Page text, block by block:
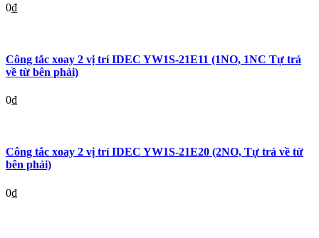
0₫
Công tắc xoay 2 vị trí IDEC YW1S-21E11 (1NO, 1NC Tự trả
về từ bên phải)
0₫
Công tắc xoay 2 vị trí IDEC YW1S-21E20 (2NO, Tự trả về từ
bên phải)
0₫